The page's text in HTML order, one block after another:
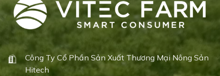
Công Ty Cổ Phần Sản Xuất Thương Mại Nông Sản
Hitech